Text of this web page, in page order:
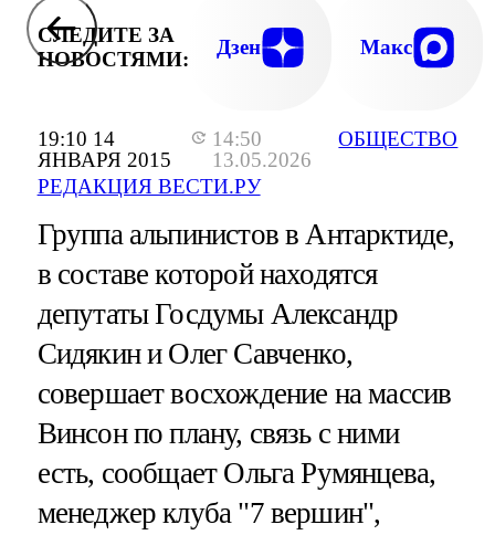
19:10 14
ЯНВАРЯ 2015
14:50
13.05.2026
РЕДАКЦИЯ ВЕСТИ.РУ
ОБЩЕСТВО
СЛЕДИТЕ ЗА
НОВОСТЯМИ:
Дзен Макс
Группа альпинистов в Антарктиде,
в составе которой находятся
депутаты Госдумы Александр
Сидякин и Олег Савченко,
совершает восхождение на массив
Винсон по плану, связь с ними
есть, сообщает Ольга Румянцева,
менеджер клуба "7 вершин",